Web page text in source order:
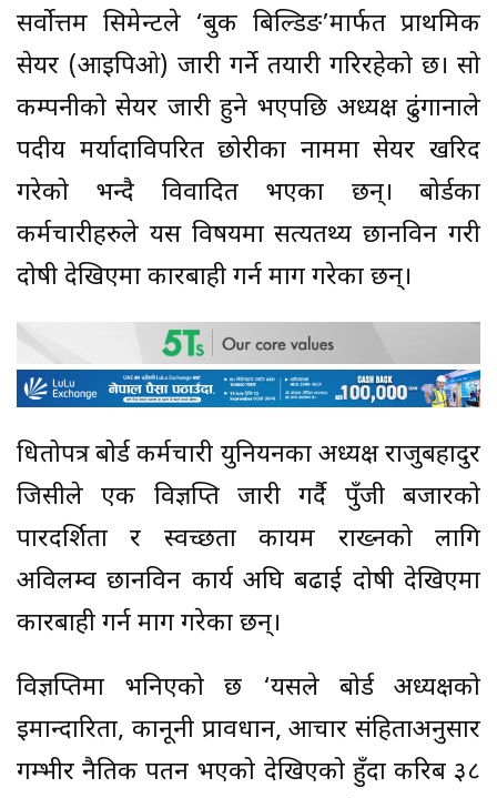
सर्वोत्तम सिमेन्टले ‘बुक बिल्डिङ’मार्फत प्राथमिक
सेयर (आइपिओ) जारी गर्ने तयारी गरिरहेको छ। सो
कम्पनीको सेयर जारी हुने भएपछि अध्यक्ष ढुंगानाले
पदीय मर्यादाविपरित छोरीका नाममा सेयर खरिद
गरेको भन्दै विवादित भएका छन्। बोर्डका
कर्मचारीहरुले यस विषयमा सत्यतथ्य छानविन गरी
दोषी देखिएमा कारबाही गर्न माग गरेका छन्।
धितोपत्र बोर्ड कर्मचारी युनियनका अध्यक्ष राजुबहादुर
जिसीले एक विज्ञप्ति जारी गर्दै पुँजी बजारको
पारदर्शिता र स्वच्छता कायम राख्नको लागि
अविलम्व छानविन कार्य अघि बढाई दोषी देखिएमा
कारबाही गर्न माग गरेका छन्।
विज्ञप्तिमा भनिएको छ ‘यसले बोर्ड अध्यक्षको
इमान्दारिता, कानूनी प्रावधान, आचार संहिताअनुसार
गम्भीर नैतिक पतन भएको देखिएको हुँदा करिब ३८